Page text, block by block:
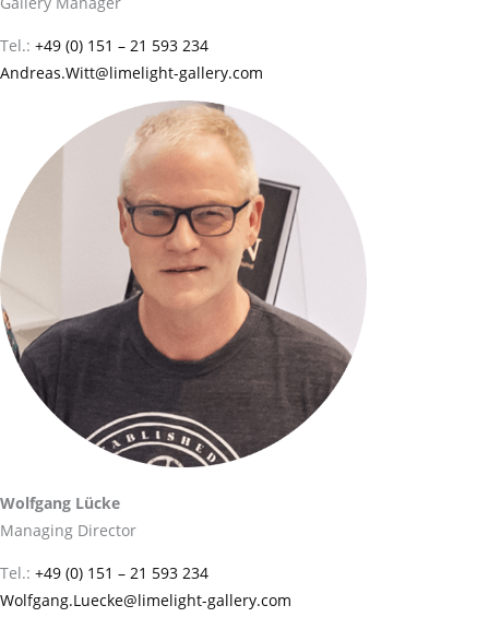
Tel.: +49 (0) 151 – 21 593 234
Andreas.Witt@limelight-gallery.com
Wolfgang Lücke
Managing Director
Tel.: +49 (0) 151 – 21 593 234
Wolfgang.Luecke@limelight-gallery.com